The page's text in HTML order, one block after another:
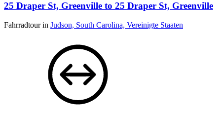
25 Draper St, Greenville to 25 Draper St, Greenville
Fahrradtour in Judson, South Carolina, Vereinigte Staaten